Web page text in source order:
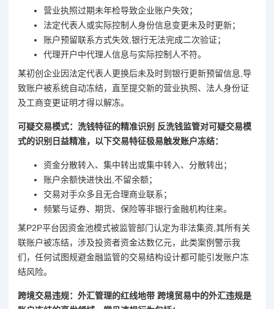
营业执照过期未年检导致企业账户失效；
法定代表人或实际控制人身份信息变更未及时更新；
账户预留联系方式失效,银行无法完成二次验证；
代理开户中代理人信息与实际控制人不符。
某初创企业因法定代表人更换后未及时到银行更新预留信息,导
致账户被系统自动冻结，直至提交新的营业执照、法人身份证
及工商变更证明才得以解冻。
可疑交易模式：洗钱特征的精准识别 反洗钱监管对可疑交易模
式的识别日益精准，以下交易特征极易触发账户冻结：
资金分散转入、集中转出或集中转入、分散转出；
账户余额快进快出,不留余额；
交易对手众多且无合理商业联系；
频繁与证券、期货、保险等非银行金融机构往来。
某P2P平台因资金池模式被监管部门认定为非法集资,其所有关
联账户被冻结，涉及投资者资金达数亿元，此类案例警示我
们，任何试图规避金融监管的交易结构设计都可能引发账户冻
结风险。
跨境交易违规：外汇管理的红线地带 跨境贸易中的外汇违规是